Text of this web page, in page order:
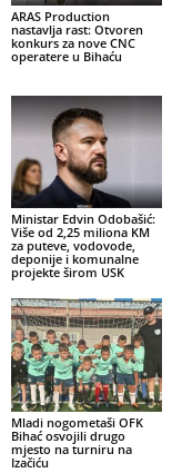
ARAS Production
nastavlja rast: Otvoren
konkurs za nove CNC
operatere u Bihaću
Ministar Edvin Odobašić:
Više od 2,25 miliona KM
za puteve, vodovode,
deponije i komunalne
projekte širom USK
Mladi nogometaši OFK
Bihać osvojili drugo
mjesto na turniru na
Izačiću